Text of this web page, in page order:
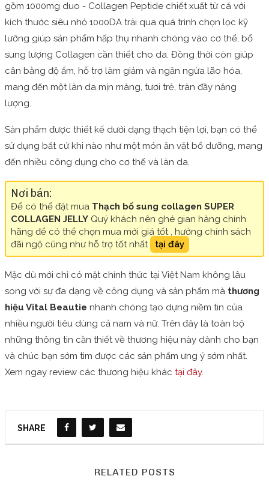
gồm 1000mg duo - Collagen Peptide chiết xuất từ cá với
kích thước siêu nhỏ 1000DA trải qua quá trình chọn lọc kỹ
lưỡng giúp sản phẩm hấp thụ nhanh chóng vào cơ thể, bổ
sung lượng Collagen cần thiết cho da. Đồng thời còn giúp
cân bằng độ ẩm, hỗ trợ làm giảm và ngăn ngừa lão hóa,
mang đến một làn da mịn màng, tươi trẻ, tràn đầy năng
lượng.
Sản phẩm được thiết kế dưới dạng thạch tiện lợi, bạn có thể
sử dụng bất cứ khi nào như một món ăn vặt bổ dưỡng, mang
đến nhiều công dụng cho cơ thể và làn da.
Nơi bán:
Để có thể đặt mua Thạch bổ sung collagen SUPER
COLLAGEN JELLY Quý khách nên ghé gian hàng chính
hãng để có thể chọn mua mới giá tốt , hưởng chính sách
đãi ngộ cũng như hỗ trợ tốt nhất
tại đây
Mặc dù mới chỉ có mặt chính thức tại Việt Nam không lâu
song với sự đa dạng về công dụng và sản phẩm mà thương
hiệu Vital Beautie nhanh chóng tạo dựng niềm tin của
nhiều người tiêu dùng cả nam và nữ. Trên đây là toàn bộ
những thông tin cần thiết về thương hiệu này dành cho bạn
và chúc bạn sớm tìm được các sản phẩm ưng ý sớm nhất.
Xem ngay review các thương hiệu khác tại đây.
SHARE
RELATED POSTS